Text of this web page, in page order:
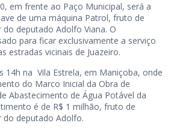
em frente ao Paço Municipal, será a
de uma máquina Patrol, fruto de
deputado Adolfo Viana. O
para ficar exclusivamente a serviço
estradas vicinais de Juazeiro.
14h na Vila Estrela, em Maniçoba, onde
do Marco Inicial da Obra de
Abastecimento de Água Potável da
é de R$ 1 milhão, fruto de
do deputado Adolfo.